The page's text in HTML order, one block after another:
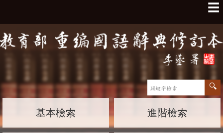
☰
基本檢索 進階檢索